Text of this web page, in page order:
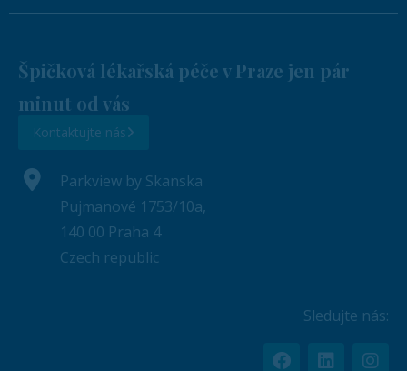
Špičková lékařská péče v Praze jen pár
minut od vás
Kontaktujte nás
Parkview by Skanska
Pujmanové 1753/10a,
140 00 Praha 4
Czech republic
Sledujte nás: